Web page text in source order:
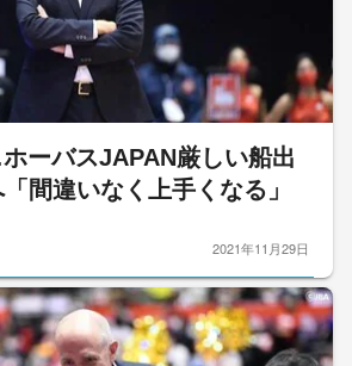
ーバスJAPAN厳しい船出
間違いなく上手くなる」
2021年11月29日